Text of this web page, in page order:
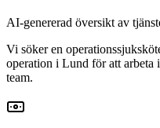
AI-genererad översikt av
Vi söker en
operation i Lund för att arbeta
team.